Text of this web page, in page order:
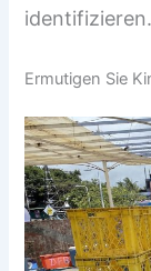
identifizieren.
Ermutigen Sie